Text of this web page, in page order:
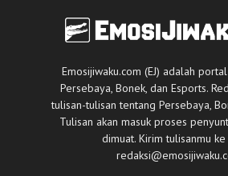
Emosijiwaku.com (EJ) adalah
Persebaya, Bonek, dan Esports.
tulisan-tulisan tentang Persebaya,
Tulisan akan masuk proses
dimuat. Kirim tulisanmu